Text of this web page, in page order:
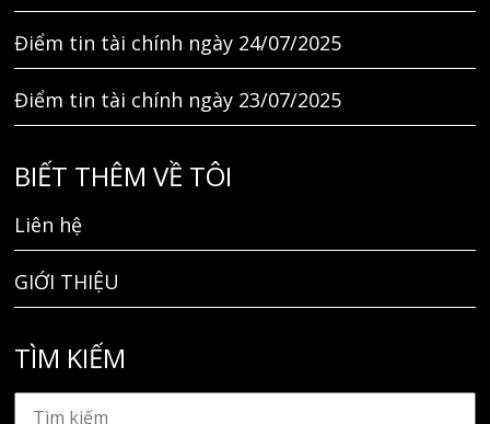
Điểm tin tài chính ngày 24/07/2025
Điểm tin tài chính ngày 23/07/2025
BIẾT THÊM VỀ TÔI
Liên hệ
GIỚI THIỆU
TÌM KIẾM